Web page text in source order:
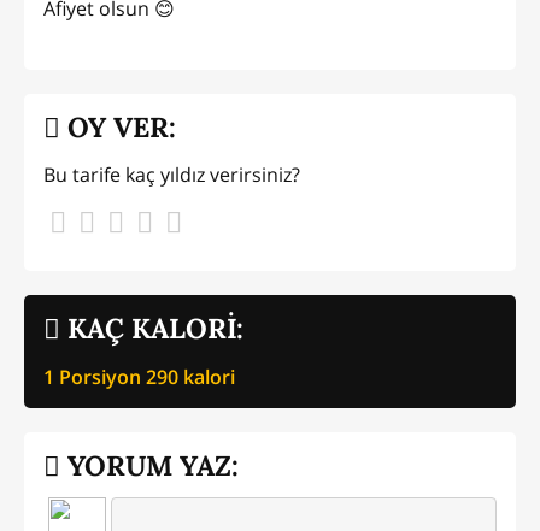
Afiyet olsun 😊
KAÇ KALORİ:
1 Porsiyon 290 kalori
OY VER:
Bu tarife kaç yıldız verirsiniz?
YORUM YAZ: